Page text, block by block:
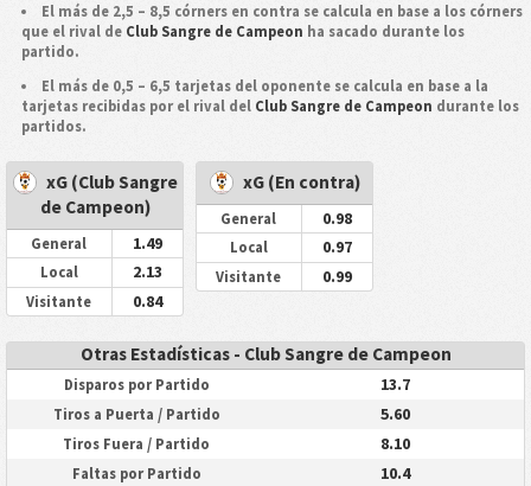
El más de 2,5 – 8,5 córners en contra se calcula en base a los córners
que el rival de Club Sangre de Campeon ha sacado durante los
partido.
El más de 0,5 – 6,5 tarjetas del oponente se calcula en base a la
tarjetas recibidas por el rival del Club Sangre de Campeon durante los
partidos.
xG (Club Sangre
de Campeon)
General 1.49
Local 2.13
Visitante 0.84
xG (En contra)
General 0.98
Local 0.97
Visitante 0.99
Otras Estadísticas - Club Sangre de Campeon
Disparos por Partido 13.7
Tiros a Puerta / Partido 5.60
Tiros Fuera / Partido 8.10
Faltas por Partido 10.4